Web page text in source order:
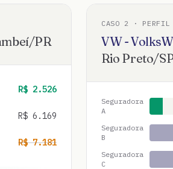
/PR
R$ 2.526
R$ 6.169
R$7.181
CASO 2 · PERFIL
VW -
Rio Preto/
Seguradora
A
Seguradora
B
Seguradora
C